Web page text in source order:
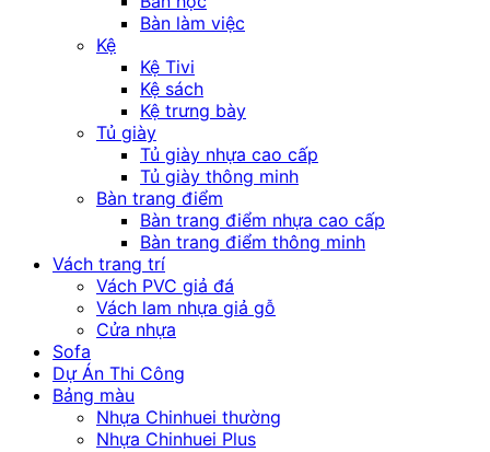
Bàn làm việc
Kệ
Kệ Tivi
Kệ sách
Kệ trưng bày
Tủ giày
Tủ giày nhựa cao cấp
Tủ giày thông minh
Bàn trang điểm
Bàn trang điểm nhựa cao cấp
Bàn trang điểm thông minh
Vách trang trí
Vách PVC giả đá
Vách lam nhựa giả gỗ
Cửa nhựa
Sofa
Dự Án Thi Công
Bảng màu
Nhựa Chinhuei thường
Nhựa Chinhuei Plus